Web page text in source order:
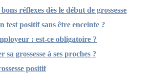
réflexes dès le début de grossesse
test positif sans être enceinte ?
: est-ce obligatoire ?
sa grossesse à ses proches ?
positif